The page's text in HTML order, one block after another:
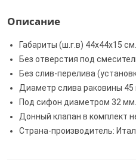
Описание
Габариты (ш.г.в) 44x44x15 см.
Без отверстия под
Без слив-перелива
Диаметр слива раковины 45
Под сифон диаметром 32 мм.
Донный клапан в комплект
Страна-производитель: